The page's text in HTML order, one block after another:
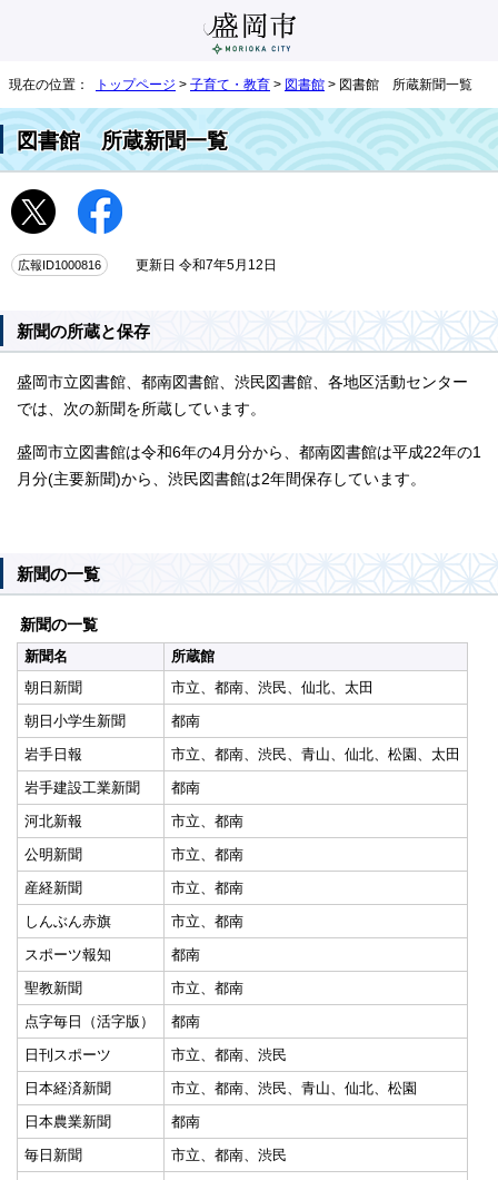
現在の位置： トップページ > 子育て・教育 > 図書館 > 図書館 所蔵新聞一覧
図書館 所蔵新聞一覧
広報ID1000816 更新日 令和7年5月12日
新聞の所蔵と保存
盛岡市立図書館、都南図書館、渋民図書館、各地区活動センター
では、次の新聞を所蔵しています。
盛岡市立図書館は令和6年の4月分から、都南図書館は平成22年の1
月分(主要新聞)から、渋民図書館は2年間保存しています。
新聞の一覧
新聞の一覧
新聞名
所蔵館
朝日新聞
市立、都南、渋民、仙北、太田
朝日小学生新聞
都南
岩手日報
市立、都南、渋民、青山、仙北、松園、太田
岩手建設工業新聞
都南
河北新報
市立、都南
公明新聞
市立、都南
産経新聞
市立、都南
しんぶん赤旗
市立、都南
スポーツ報知
都南
聖教新聞
市立、都南
点字毎日（活字版）
都南
日刊スポーツ
市立、都南、渋民
日本経済新聞
市立、都南、渋民、青山、仙北、松園
日本農業新聞
都南
毎日新聞
市立、都南、渋民